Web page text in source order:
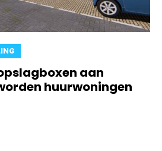
aan
huurwoningen